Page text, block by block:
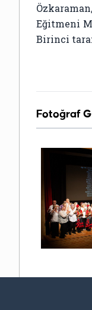
Eğitmeni
Birinci
Fotoğraf